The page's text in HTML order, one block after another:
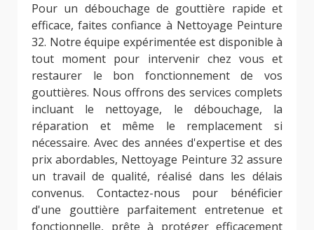
Pour un débouchage de gouttière rapide et
efficace, faites confiance à Nettoyage Peinture
32. Notre équipe expérimentée est disponible à
tout moment pour intervenir chez vous et
restaurer le bon fonctionnement de vos
gouttières. Nous offrons des services complets
incluant le nettoyage, le débouchage, la
réparation et même le remplacement si
nécessaire. Avec des années d'expertise et des
prix abordables, Nettoyage Peinture 32 assure
un travail de qualité, réalisé dans les délais
convenus. Contactez-nous pour bénéficier
d'une gouttière parfaitement entretenue et
fonctionnelle, prête à protéger efficacement